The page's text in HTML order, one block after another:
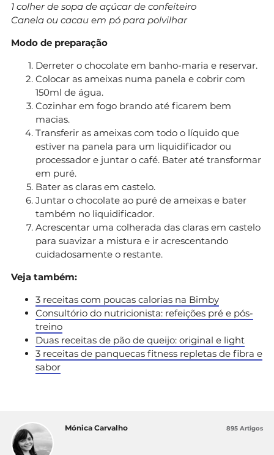
1 colher de sopa de açúcar de confeiteiro
Canela ou cacau em pó para polvilhar
Modo de preparação
Derreter o chocolate em banho-maria e reservar.
Colocar as ameixas numa panela e cobrir com
150ml de água.
Cozinhar em fogo brando até ficarem bem
macias.
Transferir as ameixas com todo o líquido que
estiver na panela para um liquidificador ou
processador e juntar o café. Bater até transformar
em puré.
Bater as claras em castelo.
Juntar o chocolate ao puré de ameixas e bater
também no liquidificador.
Acrescentar uma colherada das claras em castelo
para suavizar a mistura e ir acrescentando
cuidadosamente o restante.
Veja também:
3 receitas com poucas calorias na Bimby
Consultório do nutricionista: refeições pré e pós-
treino
Duas receitas de pão de queijo: original e light
3 receitas de panquecas fitness repletas de fibra e
sabor
Mónica Carvalho 895 Artigos